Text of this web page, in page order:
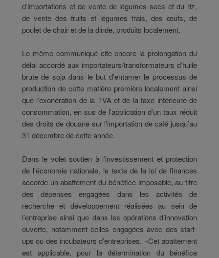
d’importations et de vente de légumes secs et du riz,
de vente des fruits et légumes frais, des œufs, de
poulet de chair et de la dinde, produits localement.
Le même communiqué cite encore la prolongation du
délai accordé aux importateurs/transformateurs d’huile
brute de soja dans le but d’entamer le processus de
production de cette matière première localement ainsi
que l’exonération de la TVA et de la taxe intérieure de
consommation, en sus de l’application d’un taux réduit
des droits de douane sur l’importation de café jusqu’au
31 décembre de cette année.
Dans le volet soutien à l’investissement et protection
de l’économie nationale, le texte de la loi de finances
accorde un abattement du bénéfice imposable, au titre
des dépenses engagées dans les activités de
recherche et développement réalisées au sein de
l’entreprise ainsi que dans les opérations d’innovation
ouverte, notamment celles engagées avec des start-
ups ou des incubateurs d’entreprises. «Cet abattement
est applicable, pour la détermination du bénéfice